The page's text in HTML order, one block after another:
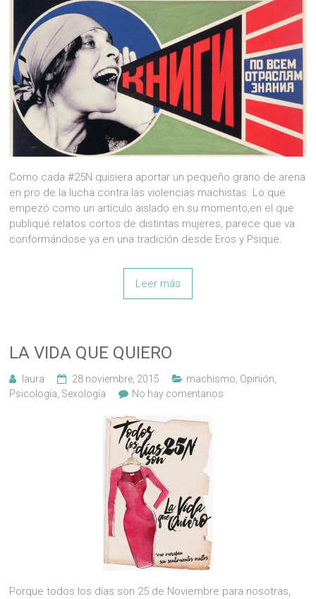
Como cada #25N quisiera aportar un pequeño grano de arena
en pro de la lucha contra las violencias machistas. Lo que
empezó como un artículo aislado en su momento,en el que
publiqué relatos cortos de distintas mujeres, parece que va
conformándose ya en una tradición desde Eros y Psique.
Leer más
LA VIDA QUE QUIERO
laura 28 noviembre, 2015 machismo Opinión
Psicología Sexología No hay comentarios
Porque todos los días son 25 de Noviembre para nosotras,